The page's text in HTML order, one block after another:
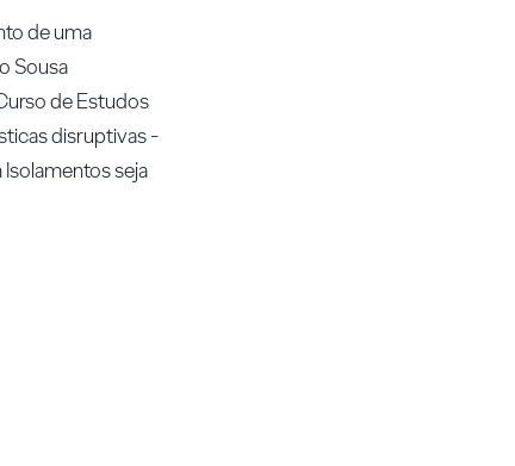
de uma
Sousa
de Estudos
disruptivas -
seja